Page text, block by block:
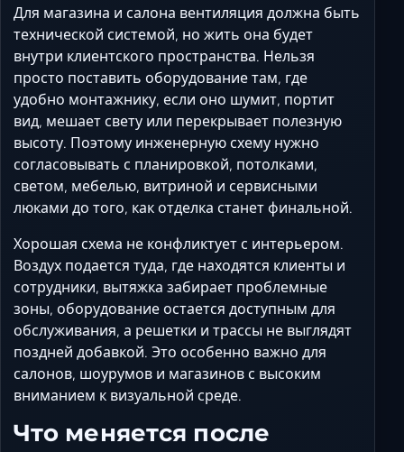
Для магазина и салона вентиляция должна быть
технической системой, но жить она будет
внутри клиентского пространства. Нельзя
просто поставить оборудование там, где
удобно монтажнику, если оно шумит, портит
вид, мешает свету или перекрывает полезную
высоту. Поэтому инженерную схему нужно
согласовывать с планировкой, потолками,
светом, мебелью, витриной и сервисными
люками до того, как отделка станет финальной.
Хорошая схема не конфликтует с интерьером.
Воздух подается туда, где находятся клиенты и
сотрудники, вытяжка забирает проблемные
зоны, оборудование остается доступным для
обслуживания, а решетки и трассы не выглядят
поздней добавкой. Это особенно важно для
салонов, шоурумов и магазинов с высоким
вниманием к визуальной среде.
Что меняется после